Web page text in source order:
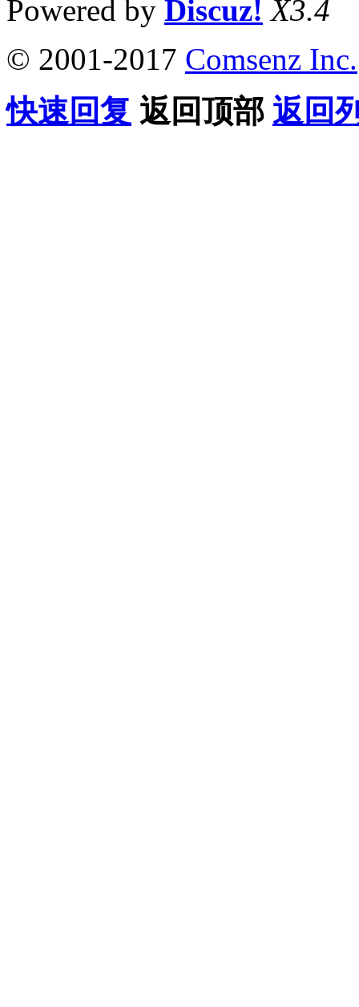
Powered by Discuz! X3.4
© 2001-2017 Comsenz Inc.
快速回复 返回顶部 返回